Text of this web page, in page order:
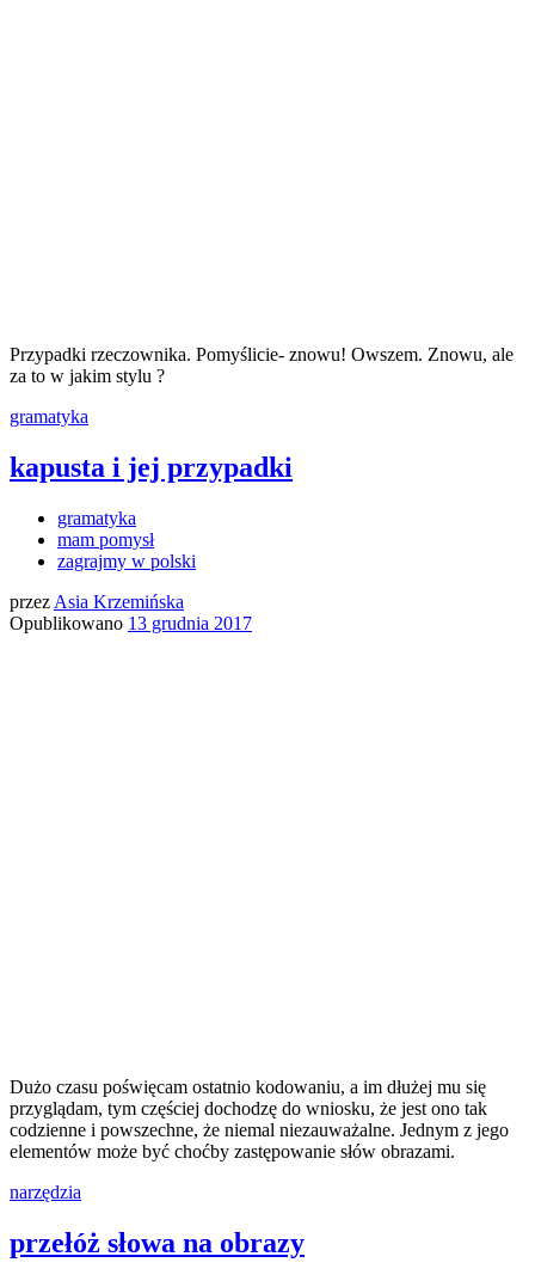
Przypadki rzeczownika. Pomyślicie- znowu! Owszem. Znowu, ale
za to w jakim stylu ?
gramatyka
kapusta i jej przypadki
gramatyka
mam pomysł
zagrajmy w polski
przez Asia Krzemińska
Opublikowano 13 grudnia 2017
Dużo czasu poświęcam ostatnio kodowaniu, a im dłużej mu się
przyglądam, tym częściej dochodzę do wniosku, że jest ono tak
codzienne i powszechne, że niemal niezauważalne. Jednym z jego
elementów może być choćby zastępowanie słów obrazami.
narzędzia
przełóż słowa na obrazy